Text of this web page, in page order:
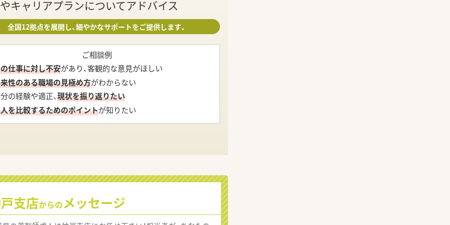
キャリアプランについてアドバイス
全国12拠点を展開し、細やかなサポートをご提供します。
ご相談例
仕事に対し不安があり、客観的な意見がほしい
性のある職場の見極め方がわからない
の経験や適正、現状を振り返りたい
を比較するためのポイントが知りたい
支店からのメッセージ